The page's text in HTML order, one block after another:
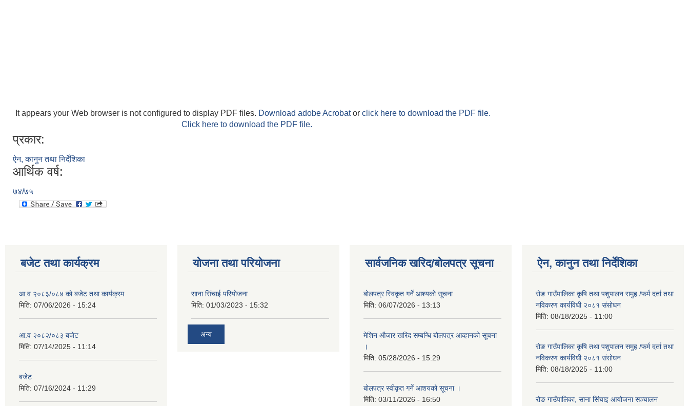
It appears your Web browser is not configured to display PDF files. Download adobe Acrobator click here to download the PDF file.
Click here to download the PDF file.
प्रकार:
ऐन, कानुन तथा निर्देशिका
आर्थिक वर्ष:
७४/७५
बजेट तथा कार्यक्रम
आ.व २०८३/०८४ को बजेट तथा कार्यक्रम
मिति: 07/06/2026 - 15:24
आ.व २०८२/०८३ बजेट
मिति: 07/14/2025 - 11:14
बजेट
मिति: 07/16/2024 - 11:29
योजना तथा परियोजना
साना सिंचाई परियोजना
मिति: 01/03/2023 - 15:32
अन्य
सार्वजनिक खरिद/बोलपत्र सूचना
बोलपत्र स्विकृत गर्ने आश्यको सूचना
मिति: 06/07/2026 - 13:13
मेशिन औजार खरिद सम्बन्धि बोलपत्र आव्हानको सूचना
।
मिति: 05/28/2026 - 15:29
बोलपत्र स्वीकृत गर्ने आशयको सूचना ।
मिति: 03/11/2026 - 16:50
ऐन, कानुन तथा निर्देशिका
रोङ गाउँपालिका कृषि तथा पशुपालन समुह /फर्म दर्ता तथा
नविकरण कार्यविधी २०८१ संसोधन
मिति: 08/18/2025 - 11:00
रोङ गाउँपालिका कृषि तथा पशुपालन समुह /फर्म दर्ता तथा
नविकरण कार्यविधी २०८१ संसोधन
मिति: 08/18/2025 - 11:00
रोङ गाउँपालिका, साना सिंचाइ आयोजना सञ्चालन